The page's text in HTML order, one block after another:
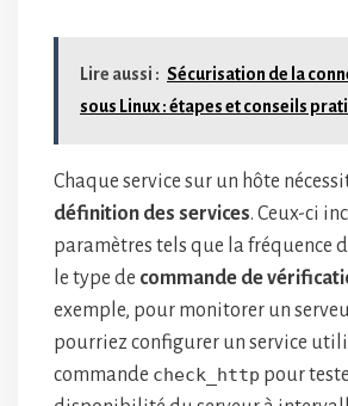
Lire aussi : Sécurisation de la
sous Linux : étapes et conseils
Chaque service sur un hôte
définition des services. Ceux-ci
paramètres tels que la fréquence
le type de commande de
exemple, pour monitorer un
pourriez configurer un service
commande check_http pour